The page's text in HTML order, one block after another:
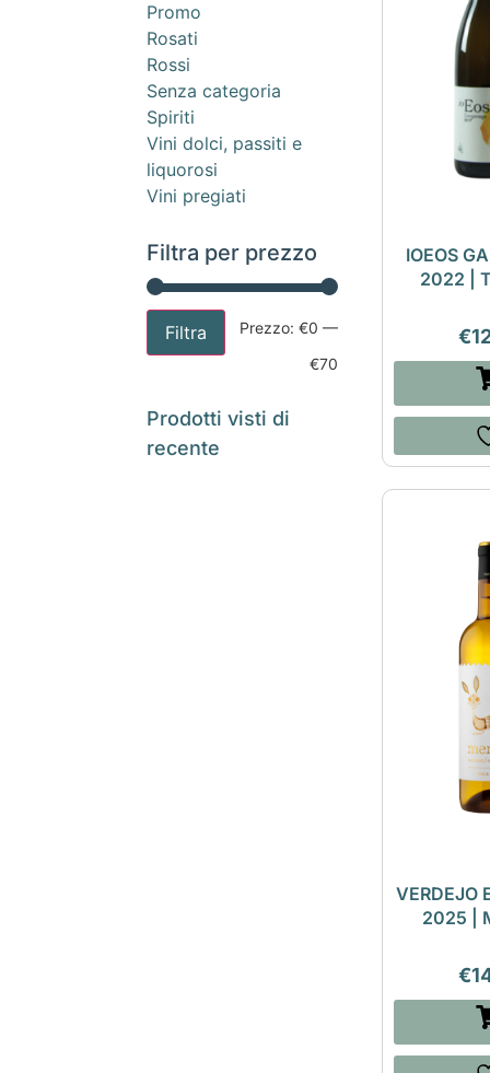
Promo
Rosati
Rossi
Senza categoria
Spiriti
Vini dolci, passiti e
liquorosi
Vini pregiati
Filtra per prezzo
Filtra Prezzo:€0 —
€70
Prodotti visti di
recente
IOEOS
2022 |
€
VERDEJO
2025 |
€